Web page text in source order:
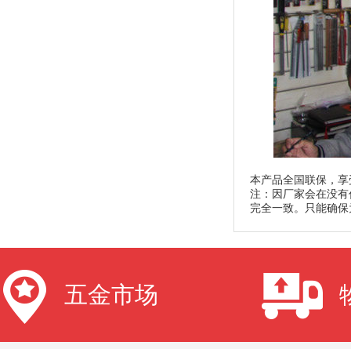
本产品全国联保，
注：因厂家会在没
完全一致。只能确
五金市场